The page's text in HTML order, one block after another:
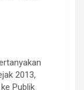
2013,
Publik